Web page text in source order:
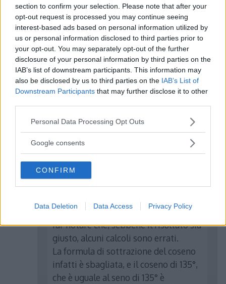
section to confirm your selection. Please note that after your
opt-out request is processed you may continue seeing
interest-based ads based on personal information utilized by
us or personal information disclosed to third parties prior to
your opt-out. You may separately opt-out of the further
disclosure of your personal information by third parties on the
IAB’s list of downstream participants. This information may
also be disclosed by us to third parties on the IAB’s List of
Downstream Participants that may further disclose it to other
Please note that this website/app uses one or more Google
not limited to your visit or usage behaviour. You may click to
use your data for below specified purposes in below Google
consent section.
Personal Data Processing Opt Outs
Google consents
CONFIRM
Data Deletion Data Access Privacy Policy
Salve, volevo chiedere se fosse
possibile una spiegazione del
procedimento, in particolare il
passaggio in cui viene messo mx.
Rispondi
Vittorio
21 Gennaio 2015 alle 19:32
Ciao, molto probabilmente questo
tempo fa, ma mi sento in dovere di
far notare che, sebbene il risultato sia
giusto, alcuni calcoli sono errati.
La formula di sottrazione del coseno
infatti è sbagliata, e il coseno di 135°,
che è uguale al seno di 135° è